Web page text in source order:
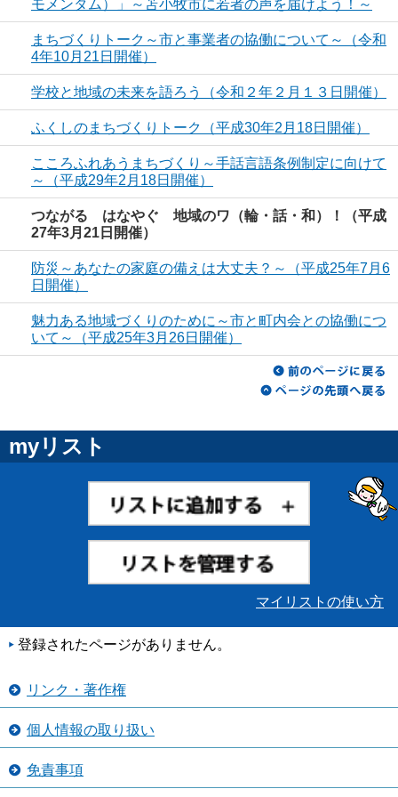
モメンタム）」～苫小牧市に若者の声を届けよう！～
まちづくりトーク～市と事業者の協働について～（令和
4年10月21日開催）
学校と地域の未来を語ろう（令和２年２月１３日開催）
ふくしのまちづくりトーク（平成30年2月18日開催）
こころふれあうまちづくり～手話言語条例制定に向けて
～（平成29年2月18日開催）
つながる はなやぐ 地域のワ（輪・話・和）！（平成
27年3月21日開催）
防災～あなたの家庭の備えは大丈夫？～（平成25年7月6
日開催）
魅力ある地域づくりのために～市と町内会との協働につ
いて～（平成25年3月26日開催）
myリスト
マイリストの使い方
登録されたページがありません。
リンク・著作権
個人情報の取り扱い
免責事項